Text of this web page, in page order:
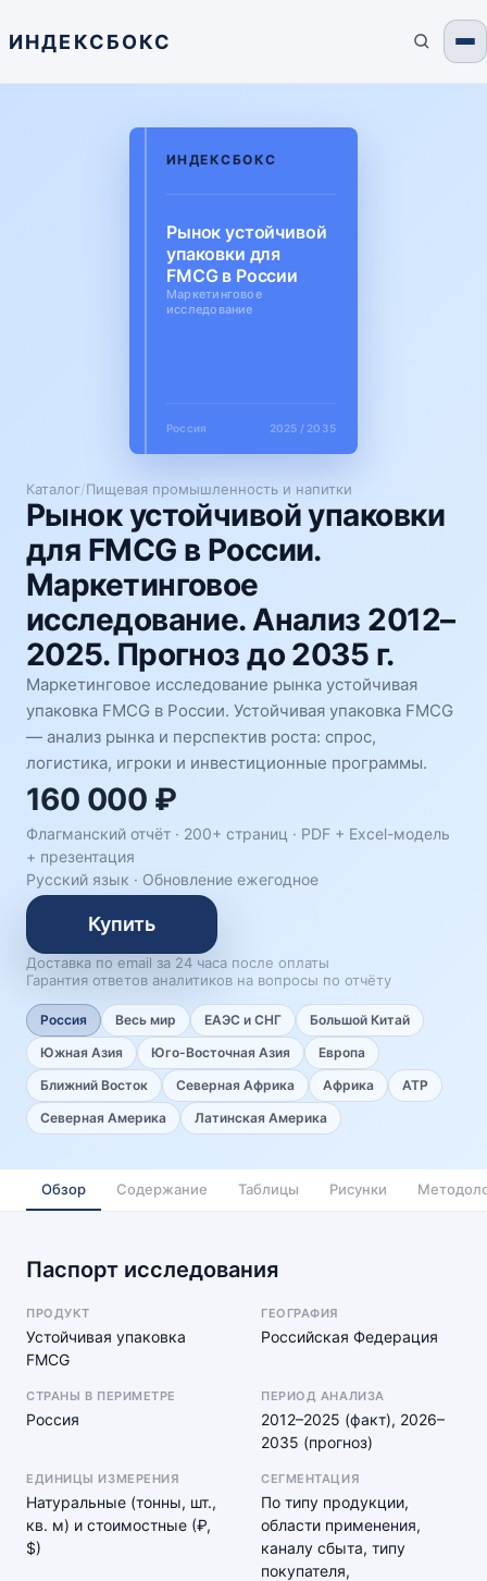
ИНДЕКСБОКС
Каталог/Пищевая промышленность и напитки
Рынок устойчивой упаковки
для FMCG в России.
Маркетинговое
исследование. Анализ 2012–
2025. Прогноз до 2035 г.
Маркетинговое исследование рынка устойчивая
упаковка FMCG в России. Устойчивая упаковка FMCG
— анализ рынка и перспектив роста: спрос,
логистика, игроки и инвестиционные программы.
160 000 ₽
Флагманский отчёт · 200+ страниц · PDF + Excel-модель
+ презентация
Русский язык · Обновление ежегодное
Купить
Доставка по email за 24 часа после оплаты
Гарантия ответов аналитиков на вопросы по отчёту
Россия Весь мир ЕАЭС и СНГ
Большой Китай
Южная Азия
Юго-Восточная Азия
Европа
Ближний Восток
Северная Африка Африка
АТР
Северная Америка
Латинская Америка
ИНДЕКСБОКС
Рынок устойчивой
упаковки для
FMCG в России
Маркетинговое
исследование
Россия 2025 / 2035
Обзор Содержание Таблицы Рисунки
Паспорт исследования
ПРОДУКТ
Устойчивая упаковка
FMCG
ГЕОГРАФИЯ
Российская Федерация
СТРАНЫ В ПЕРИМЕТРЕ
Россия
ПЕРИОД АНАЛИЗА
2012–2025 (факт), 2026–
2035 (прогноз)
ЕДИНИЦЫ ИЗМЕРЕНИЯ
Натуральные (тонны, шт.,
кв. м) и стоимостные (₽,
$)
СЕГМЕНТАЦИЯ
По типу продукции,
области применения,
каналу сбыта, типу
покупателя,